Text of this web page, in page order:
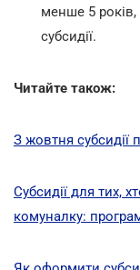
менше 5
субсидії.
Читайте також:
З жовтня
Субсидії для тих,
комуналку: